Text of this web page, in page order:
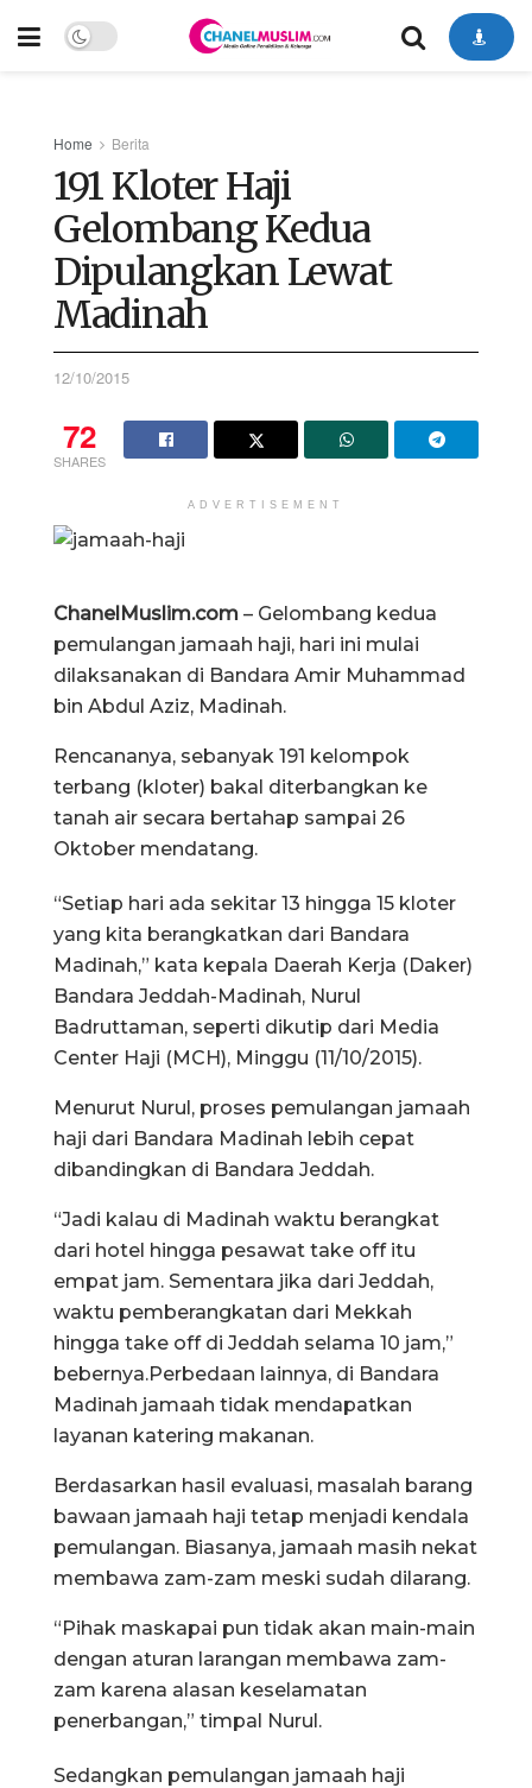
Home Berita
191 Kloter Haji
Gelombang Kedua
Dipulangkan Lewat
Madinah
12/10/2015
72
SHARES
ADVERTISEMENT
ChanelMuslim.com – Gelombang kedua
pemulangan jamaah haji, hari ini mulai
dilaksanakan di Bandara Amir Muhammad
bin Abdul Aziz, Madinah.
Rencananya, sebanyak 191 kelompok
terbang (kloter) bakal diterbangkan ke
tanah air secara bertahap sampai 26
Oktober mendatang.
“Setiap hari ada sekitar 13 hingga 15 kloter
yang kita berangkatkan dari Bandara
Madinah,” kata kepala Daerah Kerja (Daker)
Bandara Jeddah-Madinah, Nurul
Badruttaman, seperti dikutip dari Media
Center Haji (MCH), Minggu (11/10/2015).
Menurut Nurul, proses pemulangan jamaah
haji dari Bandara Madinah lebih cepat
dibandingkan di Bandara Jeddah.
“Jadi kalau di Madinah waktu berangkat
dari hotel hingga pesawat take off itu
empat jam. Sementara jika dari Jeddah,
waktu pemberangkatan dari Mekkah
hingga take off di Jeddah selama 10 jam,”
bebernya.Perbedaan lainnya, di Bandara
Madinah jamaah tidak mendapatkan
layanan katering makanan.
Berdasarkan hasil evaluasi, masalah barang
bawaan jamaah haji tetap menjadi kendala
pemulangan. Biasanya, jamaah masih nekat
membawa zam-zam meski sudah dilarang.
“Pihak maskapai pun tidak akan main-main
dengan aturan larangan membawa zam-
zam karena alasan keselamatan
penerbangan,” timpal Nurul.
Sedangkan pemulangan jamaah haji